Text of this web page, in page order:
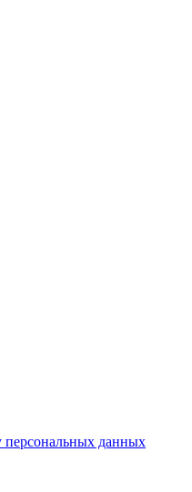
персональных данных